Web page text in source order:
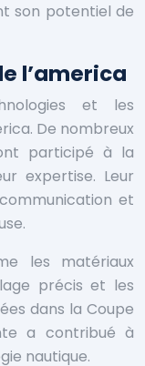
son potentiel de
l’america
et les
De nombreux
participé à la
expertise. Leur
et
les matériaux
précis et les
dans la Coupe
a contribué à
nautique.